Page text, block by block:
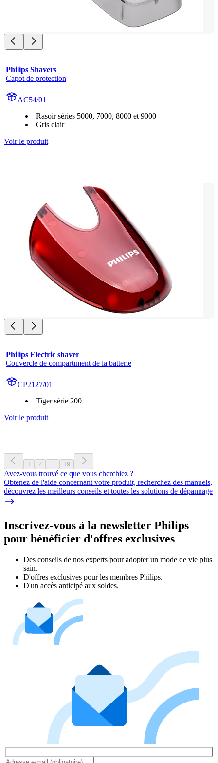
Philips Shavers
Capot de protection
AC54/01
Rasoir séries 5000, 7000, 8000 et 9000
Gris clair
Voir le produit
Philips Electric shaver
Couvercle de compartiment de la batterie
CP2127/01
Tiger série 200
Voir le produit
1 2 ... 19
Avez-vous trouvé ce que vous cherchiez ?
Obtenez de l'aide concernant votre produit, recherchez des manuels,
découvrez les meilleurs conseils et toutes les solutions de dépannage
Inscrivez-vous à la newsletter Philips
pour bénéficier d'offres exclusives
Des conseils de nos experts pour adopter un mode de vie plus
sain.
D'offres exclusives pour les membres Philips.
D'un accès anticipé aux soldes.